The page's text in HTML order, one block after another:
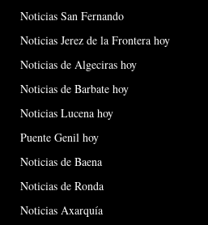
Noticias San Fernando
Noticias Jerez de la Frontera hoy
Noticias de Algeciras hoy
Noticias de Barbate hoy
Noticias Lucena hoy
Puente Genil hoy
Noticias de Baena
Noticias de Ronda
Noticias Axarquía